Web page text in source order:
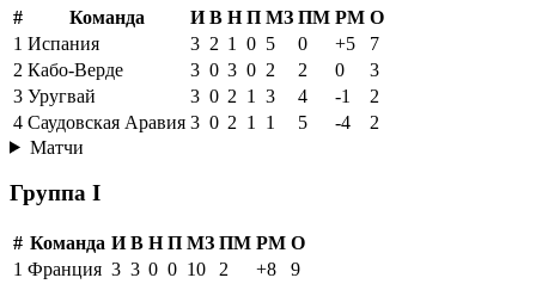
# Команда И В Н П МЗ ПМ РМ О
1 Испания 3 2 1 0 5 0 +5
7
2 Кабо-Верде 3 0 3 0 2 2 0
3
3 Уругвай 3 0 2 1 3 4 -1
2
4 Саудовская Аравия 3 0 2 1 1 5 -4
2
Матчи
Группа I
# Команда И В Н П МЗ ПМ РМ О
1 Франция 3 3 0 0 10 2 +8
9